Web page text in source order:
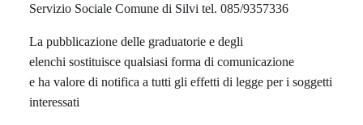
Servizio Sociale Comune di Silvi tel. 085/9357336
La pubblicazione delle graduatorie e degli
elenchi sostituisce qualsiasi forma di comunicazione
e ha valore di notifica a tutti gli effetti di legge per i soggetti
interessati